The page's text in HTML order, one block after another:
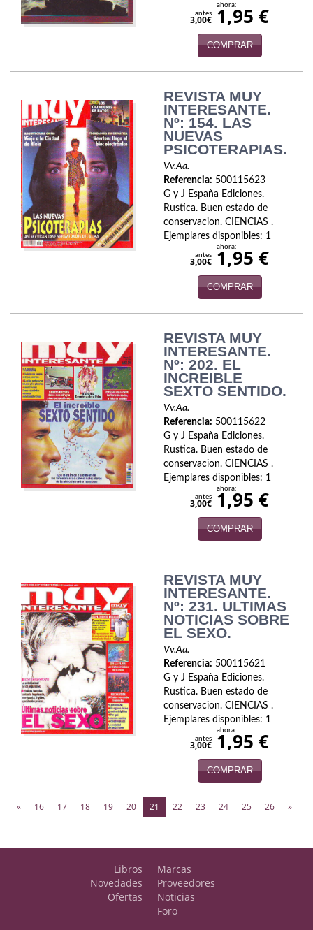
Viajes antes
3,00€
ahora:
1,95 €
COMPRAR
REVISTA MUY
INTERESANTE.
Nº: 154. LAS
NUEVAS
PSICOTERAPIAS.
Vv.Aa.
Referencia: 500115623
G y J España Ediciones.
Rustica. Buen estado de
conservacion. CIENCIAS .
Ejemplares disponibles: 1
antes
3,00€
ahora:
1,95 €
COMPRAR
REVISTA MUY
INTERESANTE.
Nº: 202. EL
INCREIBLE
SEXTO SENTIDO.
Vv.Aa.
Referencia: 500115622
G y J España Ediciones.
Rustica. Buen estado de
conservacion. CIENCIAS .
Ejemplares disponibles: 1
antes
3,00€
ahora:
1,95 €
COMPRAR
REVISTA MUY
INTERESANTE.
Nº: 231. ULTIMAS
NOTICIAS SOBRE
EL SEXO.
Vv.Aa.
Referencia: 500115621
G y J España Ediciones.
Rustica. Buen estado de
conservacion. CIENCIAS .
Ejemplares disponibles: 1
antes
3,00€
ahora:
1,95 €
COMPRAR
« 16 17 18 19 20 21 (current)
22 23 24 25 26 »
Libros
Novedades
Ofertas
Marcas
Proveedores
Noticias
Foro